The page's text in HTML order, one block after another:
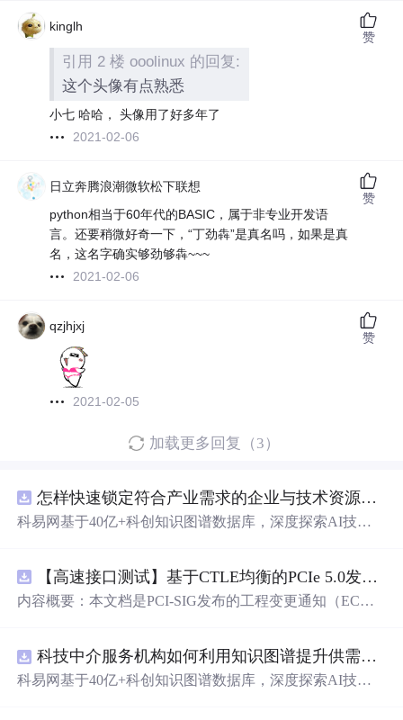
kinglh
引用 2 楼 ooolinux 的回复:
这个头像有点熟悉
小七 哈哈， 头像用了好多年了
2021-02-06
赞
日立奔腾浪潮微软松下联想
python相当于60年代的BASIC，属于非专业开发语
言。还要稍微好奇一下，“丁劲犇”是真名吗，如果是真
名，这名字确实够劲够犇~~~
2021-02-06
赞
qzjhjxj
2021-02-05
赞
加载更多回复（3）
怎样快速锁定符合产业需求的企业与技术资源？.docx
科易网基于40亿+科创知识图谱数据库，深度探索AI技术
新领域的AI+数智化解决方案，推动科技创新与产业创新
智能化发展。
【高速接口测试】基于CTLE均衡的PCIe 5.0发射机抖动测量方法：32 GT/s速率下精确评估硅基抖动分量的技术方案
内容概要：本文档是PCI-SIG发布的工程变更通知（EC
式”替代原有的S参数去嵌入法，通过在被测通道应用基于
CTLE的均衡来减少因信道损耗导致的信号退化，从而更准
科技中介服务机构如何利用知识图谱提升供需匹配精准度？.docx
科易网基于40亿+科创知识图谱数据库，深度探索AI技术